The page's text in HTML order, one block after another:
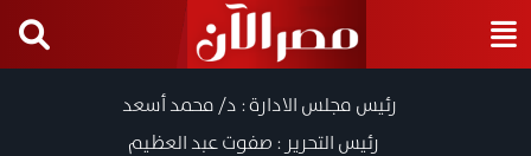
رئيس مجلس الادارة : د/ محمد أسعد
رئيس التحرير : صفوت عبد العظيم